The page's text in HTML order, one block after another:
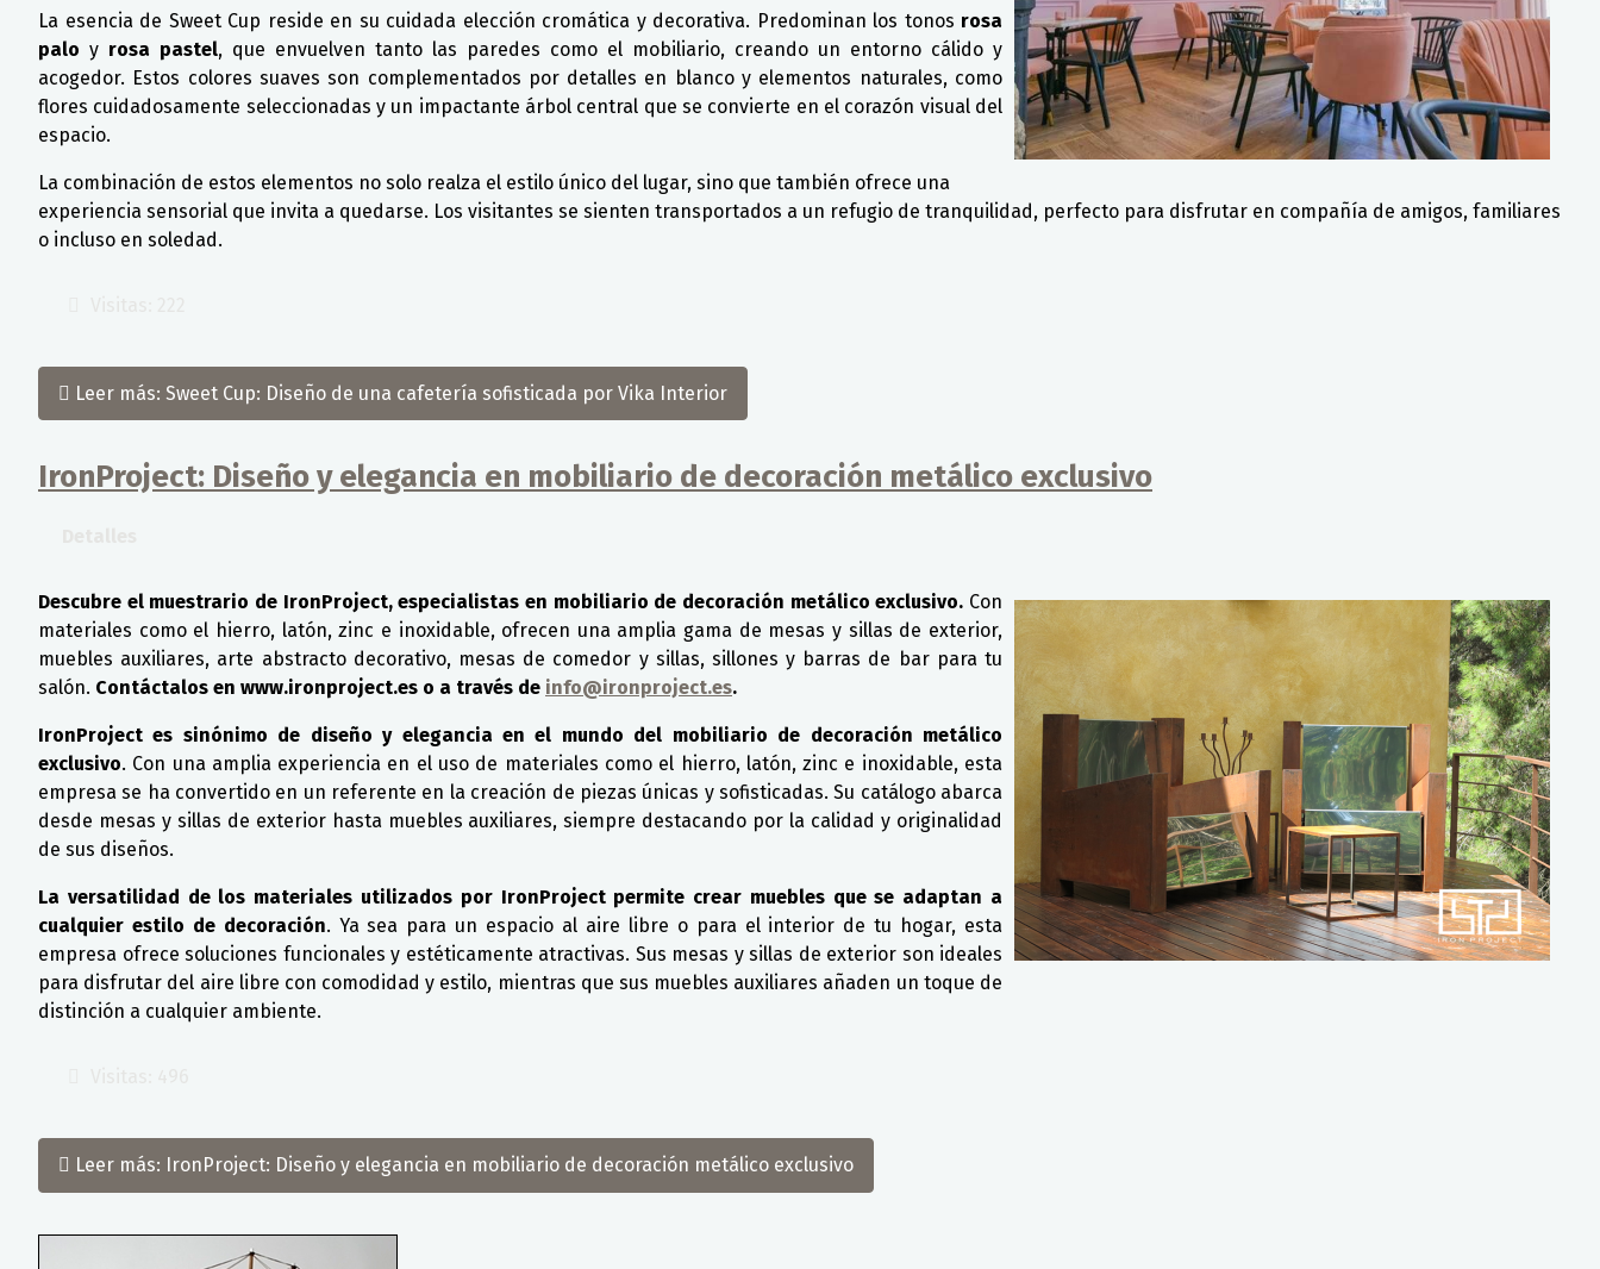
La esencia de Sweet Cup reside en su cuidada elección cromática y decorativa. Predominan los tonos rosa
palo y rosa pastel, que envuelven tanto las paredes como el mobiliario, creando un entorno cálido y
acogedor. Estos colores suaves son complementados por detalles en blanco y elementos naturales, como
flores cuidadosamente seleccionadas y un impactante árbol central que se convierte en el corazón visual del
espacio.
La combinación de estos elementos no solo realza el estilo único del lugar, sino que también ofrece una
experiencia sensorial que invita a quedarse. Los visitantes se sienten transportados a un refugio de tranquilidad, perfecto para disfrutar en compañía de amigos, familiares
o incluso en soledad.
Leer más: Sweet Cup: Diseño de una cafetería sofisticada por Vika Interior
IronProject: Diseño y elegancia en mobiliario de decoración metálico exclusivo
Descubre el muestrario de IronProject, especialistas en mobiliario de decoración metálico exclusivo. Con
materiales como el hierro, latón, zinc e inoxidable, ofrecen una amplia gama de mesas y sillas de exterior,
muebles auxiliares, arte abstracto decorativo, mesas de comedor y sillas, sillones y barras de bar para tu
salón. Contáctalos en www.ironproject.es o a través de info@ironproject.es.
IronProject es sinónimo de diseño y elegancia en el mundo del mobiliario de decoración metálico
exclusivo. Con una amplia experiencia en el uso de materiales como el hierro, latón, zinc e inoxidable, esta
empresa se ha convertido en un referente en la creación de piezas únicas y sofisticadas. Su catálogo abarca
desde mesas y sillas de exterior hasta muebles auxiliares, siempre destacando por la calidad y originalidad
de sus diseños.
La versatilidad de los materiales utilizados por IronProject permite crear muebles que se adaptan a
cualquier estilo de decoración. Ya sea para un espacio al aire libre o para el interior de tu hogar, esta
empresa ofrece soluciones funcionales y estéticamente atractivas. Sus mesas y sillas de exterior son ideales
para disfrutar del aire libre con comodidad y estilo, mientras que sus muebles auxiliares añaden un toque de
distinción a cualquier ambiente.
Leer más: IronProject: Diseño y elegancia en mobiliario de decoración metálico exclusivo